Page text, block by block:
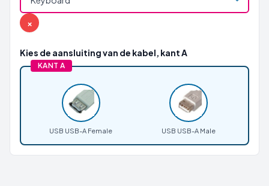
×
Kies de aansluiting van de kabel, kant A
KANT A
USB USB-A Female USB USB-A Male